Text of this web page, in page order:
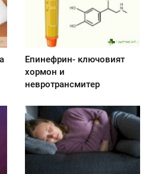
Епинефрин- ключовият
хормон и
невротрансмитер